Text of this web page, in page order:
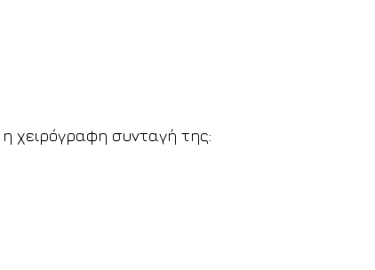
χειρόγραφη συνταγή της: